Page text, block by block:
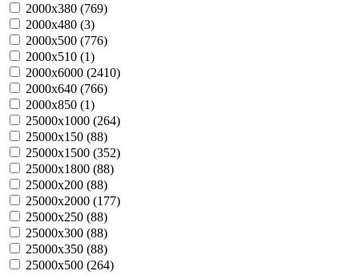
2000х380 (769)
2000х480 (3)
2000х500 (776)
2000х510 (1)
2000х6000 (2410)
2000х640 (766)
2000х850 (1)
25000х1000 (264)
25000х150 (88)
25000х1500 (352)
25000х1800 (88)
25000х200 (88)
25000х2000 (177)
25000х250 (88)
25000х300 (88)
25000х350 (88)
25000х500 (264)